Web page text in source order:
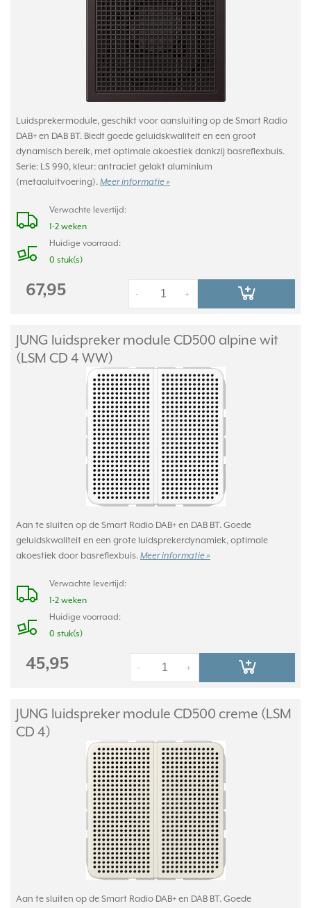
Luidsprekermodule, geschikt voor aansluiting op de Smart Radio
DAB+ en DAB BT. Biedt goede geluidskwaliteit en een groot
dynamisch bereik, met optimale akoestiek dankzij basreflexbuis.
Serie: LS 990, kleur: antraciet gelakt aluminium
(metaaluitvoering). Meer informatie »
Verwachte levertijd:
1-2 weken
Huidige voorraad:
0 stuk(s)
67,95 +
-
JUNG luidspreker module CD500 alpine wit
(LSM CD 4 WW)
Aan te sluiten op de Smart Radio DAB+ en DAB BT. Goede
geluidskwaliteit en een grote luidsprekerdynamiek, optimale
akoestiek door basreflexbuis. Meer informatie »
Verwachte levertijd:
1-2 weken
Huidige voorraad:
0 stuk(s)
45,95 +
-
JUNG luidspreker module CD500 creme (LSM
CD 4)
Aan te sluiten op de Smart Radio DAB+ en DAB BT. Goede